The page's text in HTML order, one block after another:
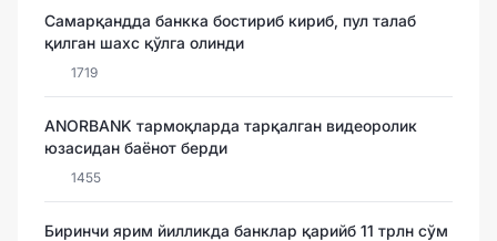
Самарқандда банкка бостириб кириб, пул талаб
қилган шахс қўлга олинди
1719
ANORBANK тармоқларда тарқалган видеоролик
юзасидан баёнот берди
1455
Биринчи ярим йилликда банклар қарийб 11 трлн сўм